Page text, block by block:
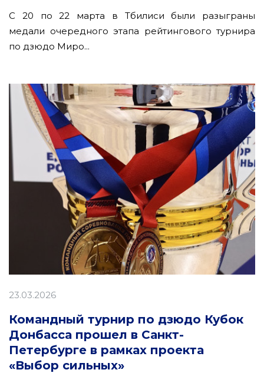
С 20 по 22 марта в Тбилиси были разыграны
медали очередного этапа рейтингового турнира
по дзюдо Миро...
23.03.2026
Командный турнир по дзюдо Кубок
Донбасса прошел в Санкт-
Петербурге в рамках проекта
«Выбор сильных»